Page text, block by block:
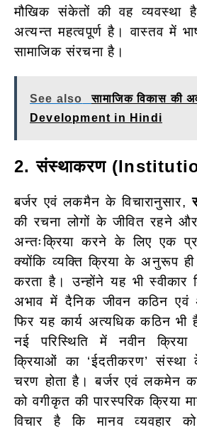
मौखिक संकेतों की वह व्यवस्था
अत्यन्त महत्वपूर्ण है। वास्तव में
सामाजिक संरचना है।
See also
सामाजिक विकास की
Development in Hindi
2. संस्थाकरण
बर्जर एवं लकमैन के विचारानुसार,
की रचना लोगों के जीवित रहने
अन्तःक्रिया करने के लिए एक
क्योंकि व्यक्ति क्रिया के अनुरूप ही
करता है। उन्होंने यह भी
अभाव में दैनिक जीवन कठिन एवं
फिर यह कार्य अत्यधिक कठिन भी
नई परिस्थिति में नवीन क्रिया
क्रियाओं का ‘ईदतीकरण’
चरण होता है। बर्जर एवं लकमेन
को वगीकृत की पारस्परिक क्रिया
विचार है कि मानव व्यवहार